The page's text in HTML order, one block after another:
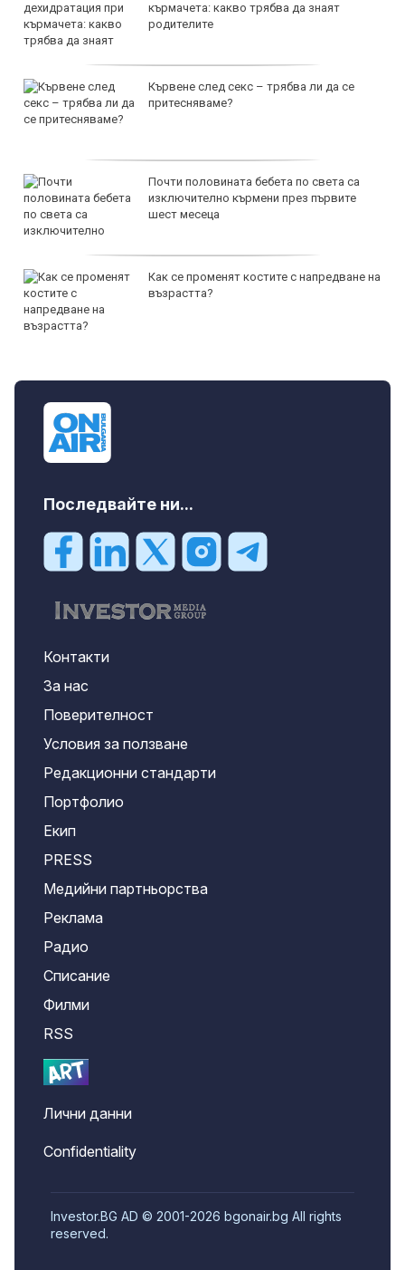
кърмачета: какво трябва да знаят
родителите
Кървене след секс – трябва ли да се
притесняваме?
Почти половината бебета по света са
изключително кърмени през първите
шест месеца
Как се променят костите с напредване на
възрастта?
Последвайте ни...
Контакти
За нас
Поверителност
Условия за ползване
Редакционни стандарти
Портфолио
Екип
PRESS
Медийни партньорства
Реклама
Радио
Списание
Филми
RSS
Лични данни
Confidentiality
Investor.BG AD © 2001-2026 bgonair.bg All rights
reserved.